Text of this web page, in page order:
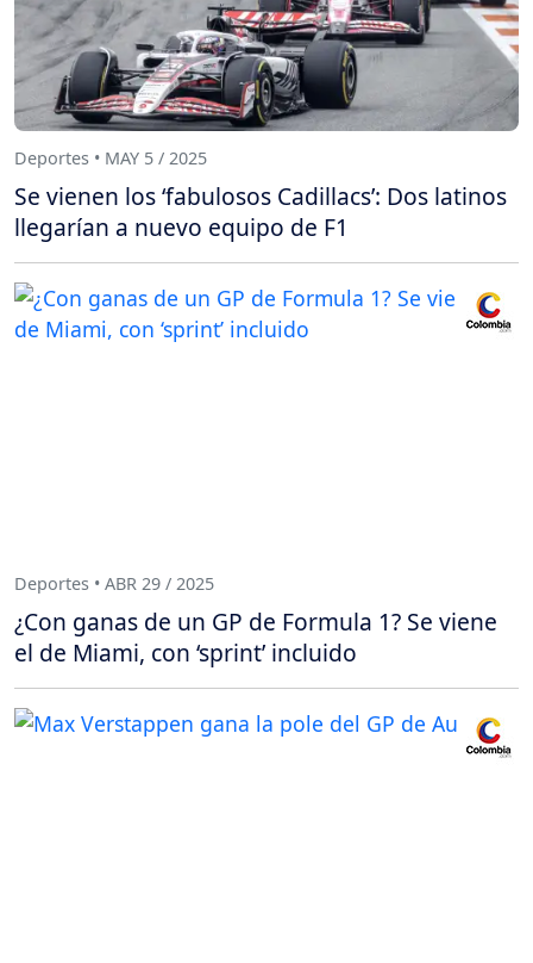
Deportes • MAY 5 / 2025
Se vienen los ‘fabulosos Cadillacs’: Dos latinos
llegarían a nuevo equipo de F1
Deportes • ABR 29 / 2025
¿Con ganas de un GP de Formula 1? Se viene
el de Miami, con ‘sprint’ incluido